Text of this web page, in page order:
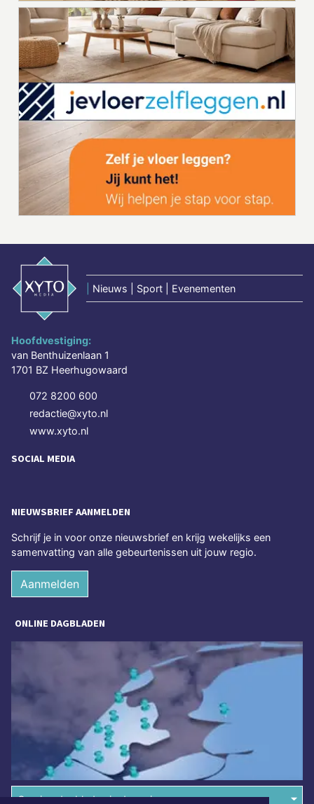
Nieuws | Sport | Evenementen
Hoofdvestiging:
van Benthuizenlaan 1
1701 BZ Heerhugowaard
072 8200 600
redactie@xyto.nl
www.xyto.nl
SOCIAL MEDIA
NIEUWSBRIEF AANMELDEN
Schrijf je in voor onze nieuwsbrief en krijg wekelijks een
samenvatting van alle gebeurtenissen uit jouw regio.
Aanmelden
ONLINE DAGBLADEN
Overige dagbladen in de regio